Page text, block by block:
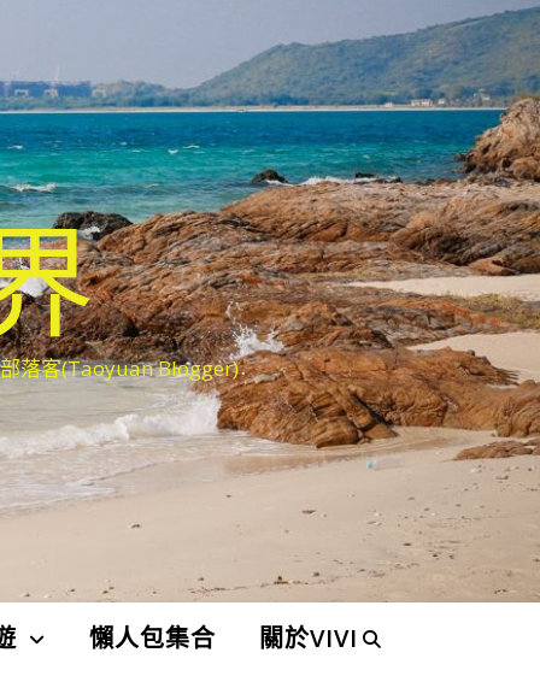
落客(Taoyuan Blogger)
懶人包集合 關於VIVI